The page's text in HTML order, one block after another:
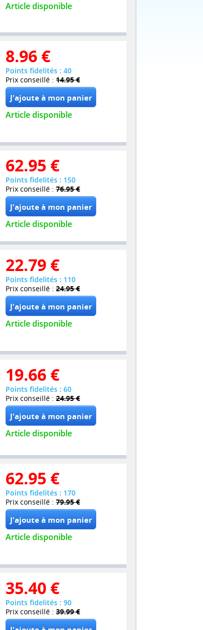
Article disponible
8.96 €
Points fidelités : 40
Prix conseillé : 14.95 €
Article disponible
62.95 €
Points fidelités : 150
Prix conseillé : 76.95 €
Article disponible
22.79 €
Points fidelités : 110
Prix conseillé : 24.95 €
Article disponible
19.66 €
Points fidelités : 60
Prix conseillé : 24.95 €
Article disponible
62.95 €
Points fidelités : 170
Prix conseillé : 79.95 €
Article disponible
35.40 €
Points fidelités : 90
Prix conseillé : 39.99 €